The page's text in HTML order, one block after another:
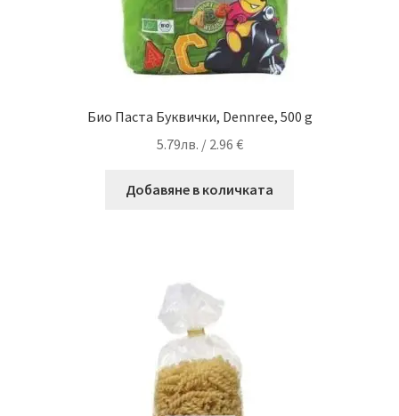
Био Паста Буквички, Dennree, 500 g
5.79лв. / 2.96 €
Добавяне в количката